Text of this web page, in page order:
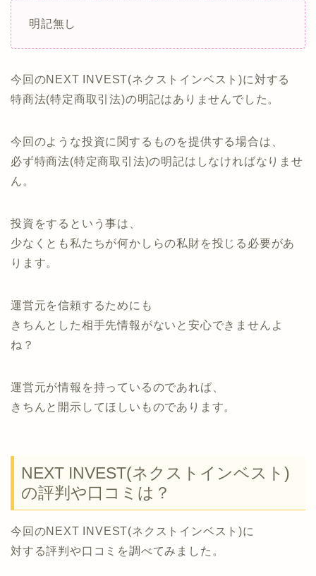
明記無し
今回のNEXT INVEST(ネクストインベスト)に対する
特商法(特定商取引法)の明記はありませんでした。
今回のような投資に関するものを提供する場合は、
必ず特商法(特定商取引法)の明記はしなければなりませ
ん。
投資をするという事は、
少なくとも私たちが何かしらの私財を投じる必要があ
ります。
運営元を信頼するためにも
きちんとした相手先情報がないと安心できませんよ
ね？
運営元が情報を持っているのであれば、
きちんと開示してほしいものであります。
NEXT INVEST(ネクストインベスト)
の評判や口コミは？
今回のNEXT INVEST(ネクストインベスト)に
対する評判や口コミを調べてみました。